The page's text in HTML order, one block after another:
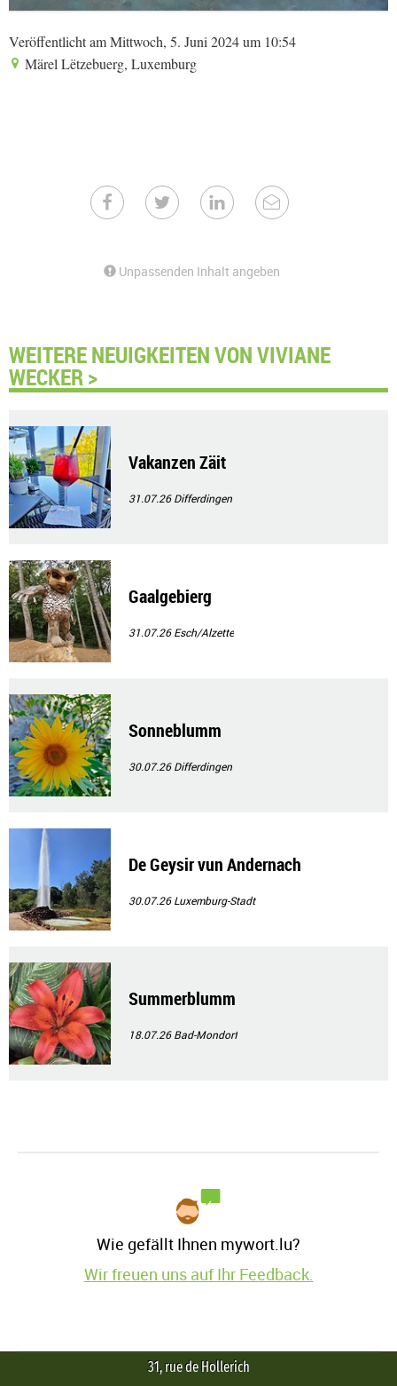
Veröffentlicht am Mittwoch, 5. Juni 2024 um 10:54
Märel Lëtzebuerg, Luxemburg
Unpassenden Inhalt angeben
WEITERE NEUIGKEITEN VON VIVIANE
WECKER >
Vakanzen Zäit
31.07.26Differdingen
Gaalgebierg
31.07.26Esch/Alzette
Sonneblumm
30.07.26Differdingen
De Geysir vun Andernach
30.07.26Luxemburg-Stadt
Summerblumm
18.07.26Bad-Mondorf
Wie gefällt Ihnen mywort.lu?
Wir freuen uns auf Ihr Feedback.
31, rue de Hollerich